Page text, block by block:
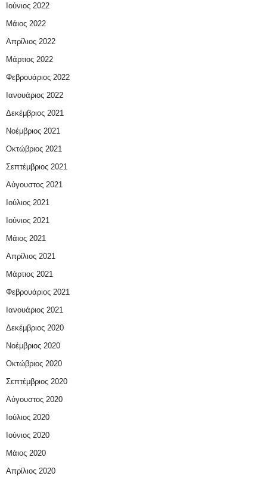
Ιούνιος 2022
Μάιος 2022
Απρίλιος 2022
Μάρτιος 2022
Φεβρουάριος 2022
Ιανουάριος 2022
Δεκέμβριος 2021
Νοέμβριος 2021
Οκτώβριος 2021
Σεπτέμβριος 2021
Αύγουστος 2021
Ιούλιος 2021
Ιούνιος 2021
Μάιος 2021
Απρίλιος 2021
Μάρτιος 2021
Φεβρουάριος 2021
Ιανουάριος 2021
Δεκέμβριος 2020
Νοέμβριος 2020
Οκτώβριος 2020
Σεπτέμβριος 2020
Αύγουστος 2020
Ιούλιος 2020
Ιούνιος 2020
Μάιος 2020
Απρίλιος 2020